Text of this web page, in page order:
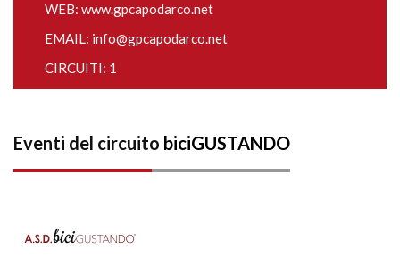
WEB: www.gpcapodarco.net
EMAIL: info@gpcapodarco.net
CIRCUITI: 1
Eventi del circuito biciGUSTANDO